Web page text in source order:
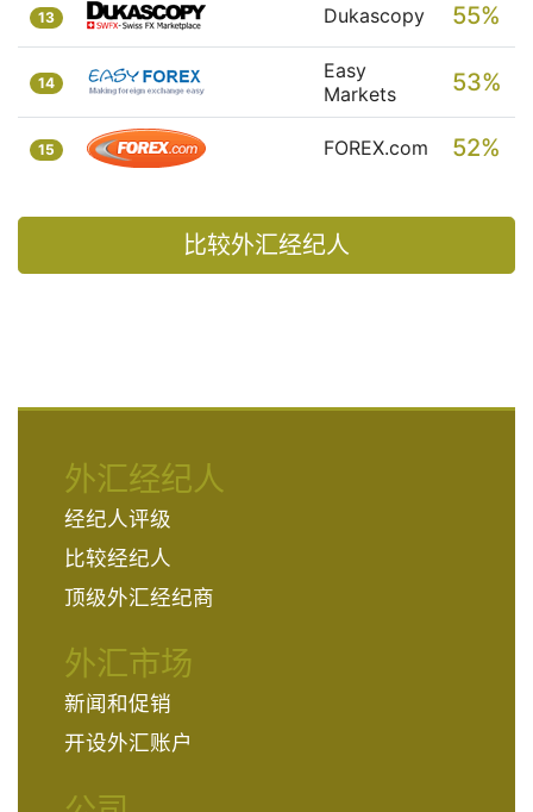
13 Dukascopy 55%
14
Easy
Markets
53%
15 FOREX.com 52%
比较外汇经纪人
外汇经纪人
经纪人评级
比较经纪人
顶级外汇经纪商
外汇市场
新闻和促销
开设外汇账户